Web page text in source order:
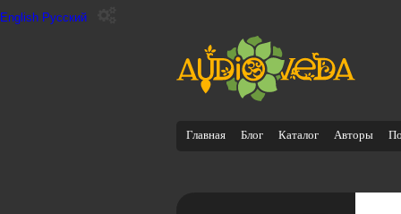
English Русский
Главная Блог Каталог Авторы